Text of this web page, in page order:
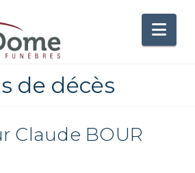
de décès
Claude BOUR